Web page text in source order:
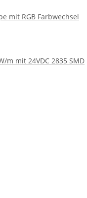
mit RGB Farbwechsel